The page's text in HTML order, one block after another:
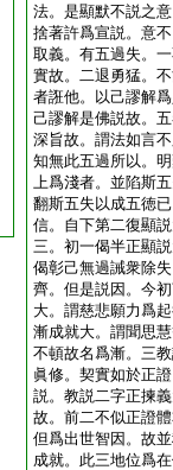
法。是顯默不説之
捨著許爲宣説。意
取義。有五過失。
實故。二退勇猛。
者誑他。以己謬解
己謬解是佛説故。
深旨故。謂法如言
知無此五過所以。
上爲淺者。並陷斯
翻斯五失以成五徳
信。自下第二復顯
三。初一偈半正顯
偈彰己無過誡衆除
齊。但是説因。今
大。謂慈悲願力爲
漸成就大。謂聞思
不頓故名爲漸。三
眞修。契實如於正
説。教説二字正揀
故。前二不似正證
但爲出世智因。故
成就。此三地位爲